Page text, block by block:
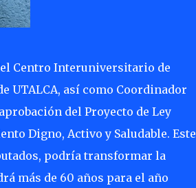
Centro Interuniversitario de
UTALCA, así como Coordinador
del Proyecto de Ley
Digno, Activo y Saludable. Este
podría transformar la
más de 60 años para el año